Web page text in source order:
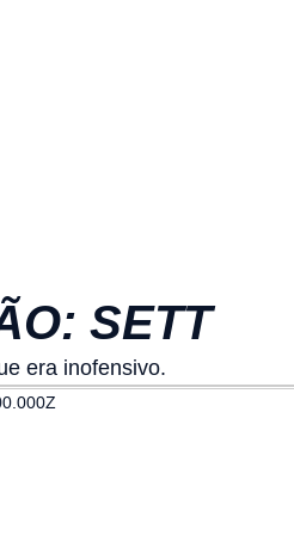
SETT
era inofensivo.